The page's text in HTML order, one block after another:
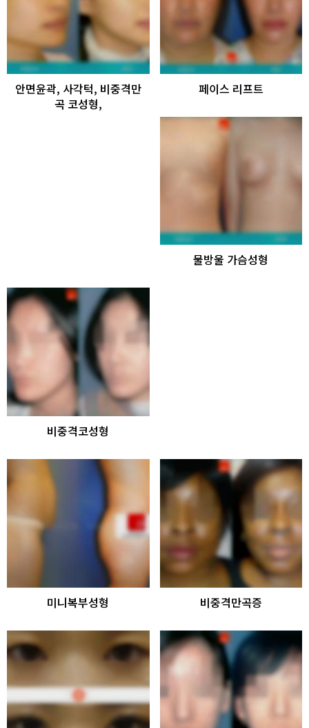
안면윤곽, 사각턱, 비중격만
곡 코성형,
페이스 리프트
물방울 가슴성형
비중격코성형
미니복부성형 비중격만곡증